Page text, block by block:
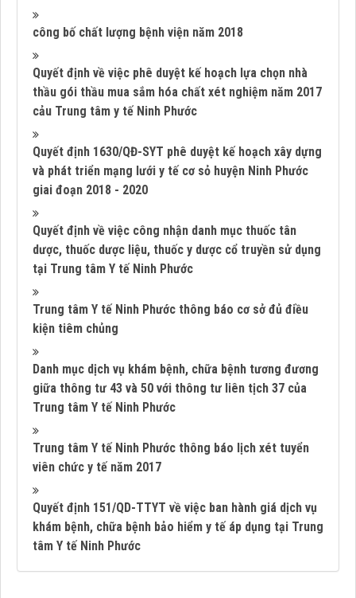
công bố chất lượng bệnh viện năm 2018
Quyết định về việc phê duyệt kế hoạch lựa chọn nhà
thầu gói thầu mua sắm hóa chất xét nghiệm năm 2017
cảu Trung tâm y tế Ninh Phước
Quyết định 1630/QĐ-SYT phê duyệt kế hoạch xây dựng
và phát triển mạng lưới y tế cơ sỏ huyện Ninh Phước
giai đoạn 2018 - 2020
Quyết định về việc công nhận danh mục thuốc tân
dược, thuốc dược liệu, thuốc y dược cổ truyền sử dụng
tại Trung tâm Y tế Ninh Phước
Trung tâm Y tế Ninh Phước thông báo cơ sở đủ điều
kiện tiêm chủng
Danh mục dịch vụ khám bệnh, chữa bệnh tương đương
giữa thông tư 43 và 50 với thông tư liên tịch 37 của
Trung tâm Y tế Ninh Phước
Trung tâm Y tế Ninh Phước thông báo lịch xét tuyển
viên chức y tế năm 2017
Quyết định 151/QD-TTYT về việc ban hành giá dịch vụ
khám bệnh, chữa bệnh bảo hiểm y tế áp dụng tại Trung
tâm Y tế Ninh Phước